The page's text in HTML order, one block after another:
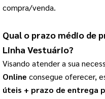
compra/venda.
Linha Vestuário?
Visando atender a sua
Online consegue oferecer,
úteis + prazo de entrega